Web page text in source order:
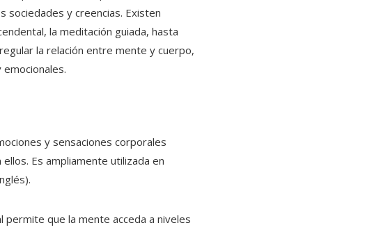
sociedades y creencias. Existen
la meditación guiada, hasta
la relación entre mente y cuerpo,
y sensaciones corporales
Es ampliamente utilizada en
que la mente acceda a niveles